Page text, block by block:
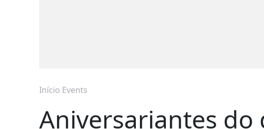
Início Events
Aniversariantes do